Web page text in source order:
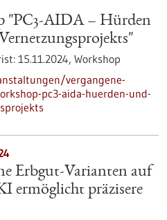
"PC3-AIDA – Hürden
15.11.2024, Workshop
vergangene-
pc3-aida-huerden-und-
Erbgut-Varianten auf
ermöglicht präzisere